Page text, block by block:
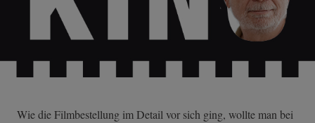
Wie die Filmbestellung im Detail vor sich ging, wollte man bei